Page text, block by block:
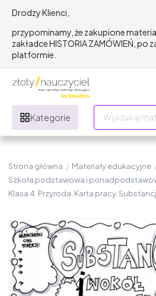
Drodzy Klienci,
przypominamy, że zakupione
zakładce HISTORIA ZAMÓWIEŃ, po
platformie.
Kategorie
Strona główna / Materiały edukacyjne
Szkoła podstawowa i
Klasa 4. Przyroda. Karta pracy.